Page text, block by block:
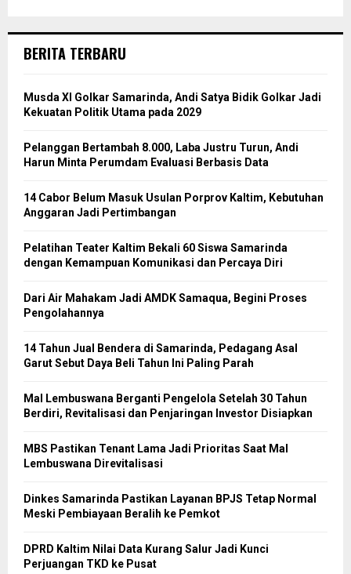
BERITA TERBARU
Musda XI Golkar Samarinda, Andi Satya Bidik Golkar Jadi
Kekuatan Politik Utama pada 2029
Pelanggan Bertambah 8.000, Laba Justru Turun, Andi
Harun Minta Perumdam Evaluasi Berbasis Data
14 Cabor Belum Masuk Usulan Porprov Kaltim, Kebutuhan
Anggaran Jadi Pertimbangan
Pelatihan Teater Kaltim Bekali 60 Siswa Samarinda
dengan Kemampuan Komunikasi dan Percaya Diri
Dari Air Mahakam Jadi AMDK Samaqua, Begini Proses
Pengolahannya
14 Tahun Jual Bendera di Samarinda, Pedagang Asal
Garut Sebut Daya Beli Tahun Ini Paling Parah
Mal Lembuswana Berganti Pengelola Setelah 30 Tahun
Berdiri, Revitalisasi dan Penjaringan Investor Disiapkan
MBS Pastikan Tenant Lama Jadi Prioritas Saat Mal
Lembuswana Direvitalisasi
Dinkes Samarinda Pastikan Layanan BPJS Tetap Normal
Meski Pembiayaan Beralih ke Pemkot
DPRD Kaltim Nilai Data Kurang Salur Jadi Kunci
Perjuangan TKD ke Pusat